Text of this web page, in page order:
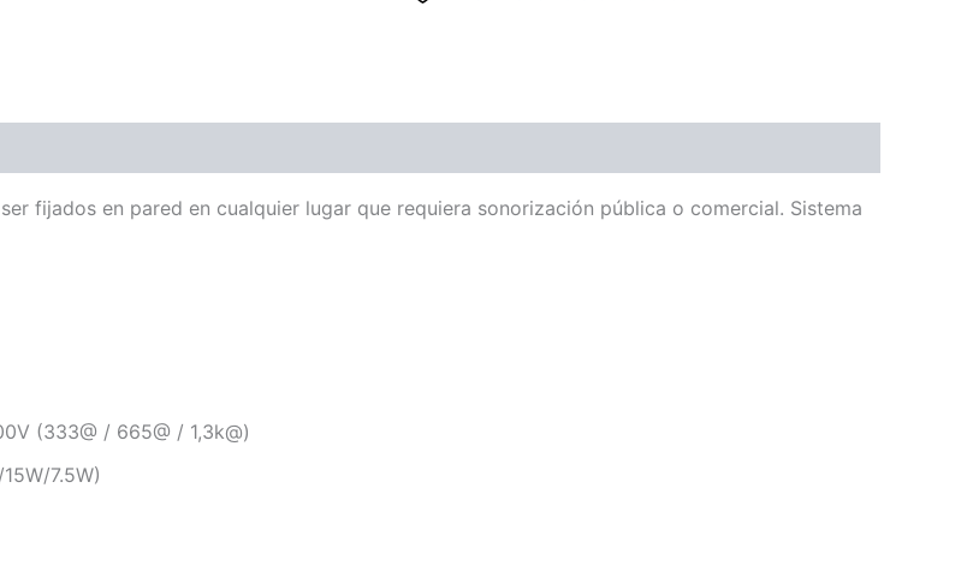
fijados en pared en cualquier lugar que requiera sonorización pública o comercial. Sistema
(333@ / 665@ / 1,3k@)
7.5W)